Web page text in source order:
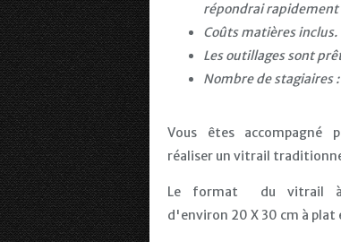
répondrai
Coûts matières inclus.
Les outillages sont
Nombre de stagiaires :
Vous êtes accompagné
réaliser un vitrail
Le format du vitrail
d'environ 20 X 30 cm à plat